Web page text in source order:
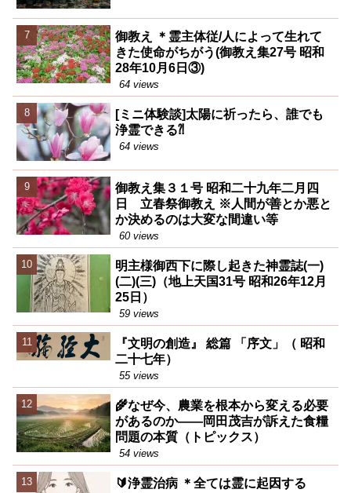
御教え ＊霊主体従/人によって生れて
きた使命がちがう(御教え集27号 昭和
28年10月6日③)
64 views
[ミニ体験談]太陽に祈ったら、誰でも
浄霊できる⁈
64 views
御教え集３１号 昭和二十九年二月四
日 立春祭御教え ※人間が善とか悪と
か決めるのは大変な間違い等
60 views
明主様御西下に際し起きた神霊誌(一)
(二)(三)（地上天国31号 昭和26年12月
25日）
59 views
『文明の創造』 総篇 「序文」（ 昭和
二十七年）
55 views
🌾なぜ今、農業を根本から変える必要
があるのか――岡田茂吉が訴えた食糧
問題の本質（トピックス）
54 views
🔰浄霊治病 ＊全ては霊に起因する